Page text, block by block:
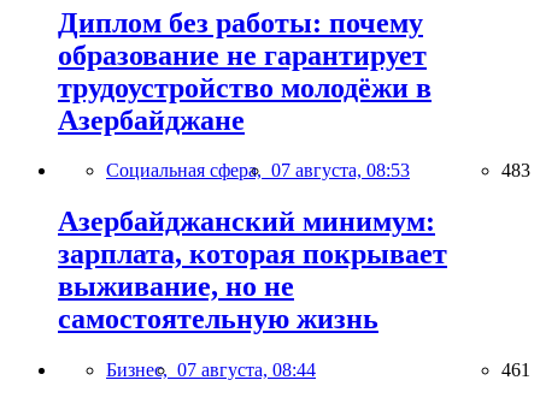
Диплом без работы: почему
образование не гарантирует
трудоустройство молодёжи в
Азербайджане
Социальная сфера, 07 августа, 08:53 483
Азербайджанский минимум:
зарплата, которая покрывает
выживание, но не
самостоятельную жизнь
Бизнес, 07 августа, 08:44 461